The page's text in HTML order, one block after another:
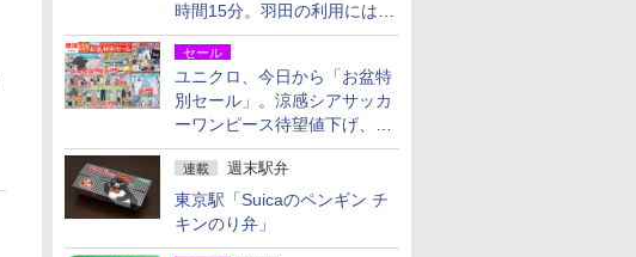
時間15分。羽田の利用には
「空港西出口」の利用検討を
セール
ユニクロ、今日から「お盆特
別セール」。涼感シアサッカ
ーワンピース待望値下げ、撥
水ギアショーツは1990円に
連載 週末駅弁
東京駅「Suicaのペンギン チ
キンのり弁」